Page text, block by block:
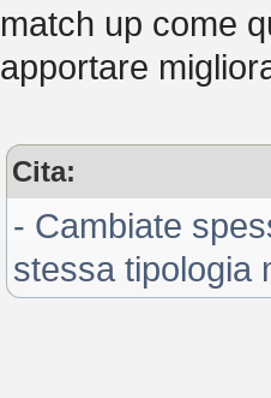
match up come
apportare
Cita:
- Cambiate
stessa tipologia